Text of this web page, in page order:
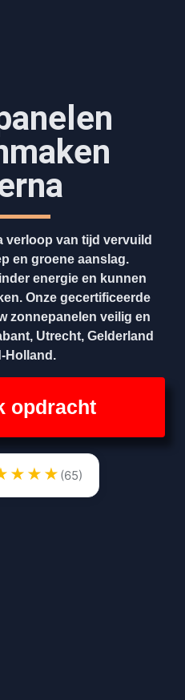
verloop van tijd vervuild
en groene aanslag.
energie en kunnen
Onze gecertificeerde
zonnepanelen veilig en
Utrecht, Gelderland
Holland.
opdracht
★ ★ ★ (65)